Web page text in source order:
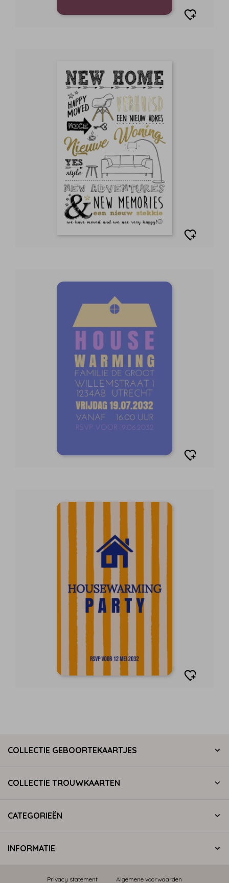
COLLECTIE GEBOORTEKAARTJES
COLLECTIE TROUWKAARTEN
CATEGORIEËN
INFORMATIE
Privacy statement Algemene voorwaarden